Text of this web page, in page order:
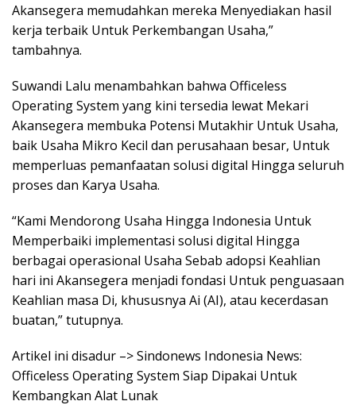
Akansegera memudahkan mereka Menyediakan hasil
kerja terbaik Untuk Perkembangan Usaha,”
tambahnya.
Suwandi Lalu menambahkan bahwa Officeless
Operating System yang kini tersedia lewat Mekari
Akansegera membuka Potensi Mutakhir Untuk Usaha,
baik Usaha Mikro Kecil dan perusahaan besar, Untuk
memperluas pemanfaatan solusi digital Hingga seluruh
proses dan Karya Usaha.
“Kami Mendorong Usaha Hingga Indonesia Untuk
Memperbaiki implementasi solusi digital Hingga
berbagai operasional Usaha Sebab adopsi Keahlian
hari ini Akansegera menjadi fondasi Untuk penguasaan
Keahlian masa Di, khususnya Ai (AI), atau kecerdasan
buatan,” tutupnya.
Artikel ini disadur –> Sindonews Indonesia News:
Officeless Operating System Siap Dipakai Untuk
Kembangkan Alat Lunak